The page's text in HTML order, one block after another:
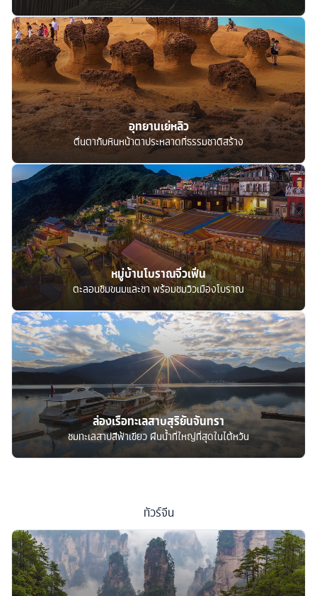
อุทยานเย่หลิว
ตื่นตากับหินหน้าตาประหลาดที่ธรรมชาติสร้าง
หมู่บ้านโบราณจิ่วเฟิ่น
ตะลอนชิมขนมและชา พร้อมชมวิวเมืองโบราณ
ล่องเรือทะเลสาบสุริยันจันทรา
ชมทะเลสาปสีฟ้าเขียว ผืนน้ำที่ใหญ่ที่สุดในไต้หวัน
ทัวร์จีน